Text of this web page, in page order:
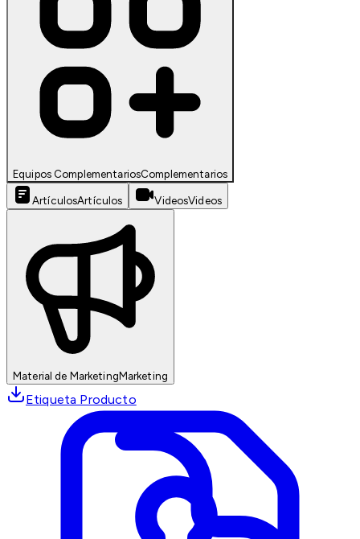
Equipos ComplementariosComplementarios
ArtículosArtículos VideosVideos
Material de MarketingMarketing
Etiqueta Producto